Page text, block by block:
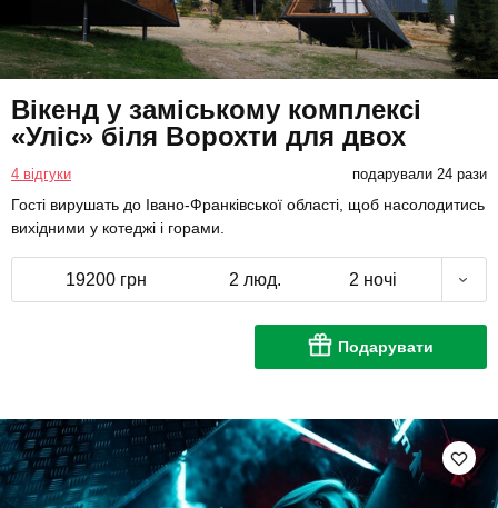
Вікенд у заміському комплексі
«Уліс» біля Ворохти для двох
4 відгуки подарували 24 рази
Гості вирушать до Івано-Франківської області, щоб насолодитись
вихідними у котеджі і горами.
19200 грн 2 люд. 2 ночі
Подарувати